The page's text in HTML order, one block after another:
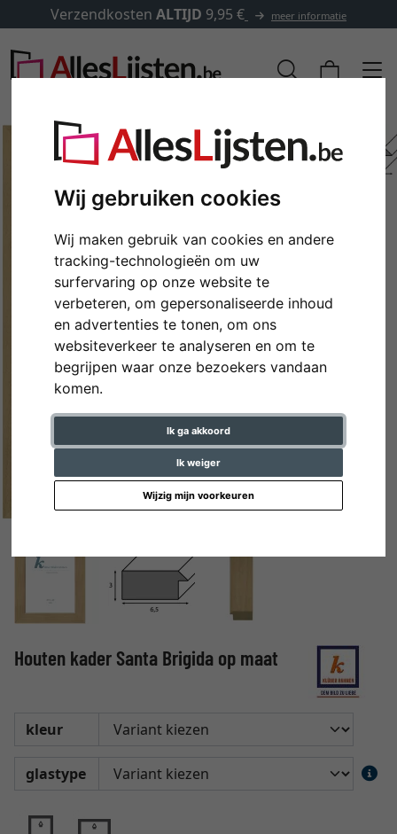
Wij gebruiken cookies
Wij maken gebruik van cookies en andere
tracking-technologieën om uw
surfervaring op onze website te
verbeteren, om gepersonaliseerde inhoud
en advertenties te tonen, om ons
websiteverkeer te analyseren en om te
begrijpen waar onze bezoekers vandaan
komen.
Ik ga akkoord
Ik weiger
Wijzig mijn voorkeuren
Verzendkosten ALTIJD 9,95 € meer informatie
Terug
Houten kader Santa Brigida op maat
kleur
glastype